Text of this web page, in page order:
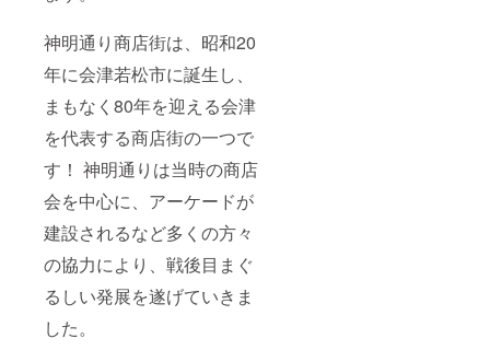
神明通り商店街は、昭和20
年に会津若松市に誕生し、
まもなく80年を迎える会津
を代表する商店街の一つで
す！ 神明通りは当時の商店
会を中心に、アーケードが
建設されるなど多くの方々
の協力により、戦後目まぐ
るしい発展を遂げていきま
した。